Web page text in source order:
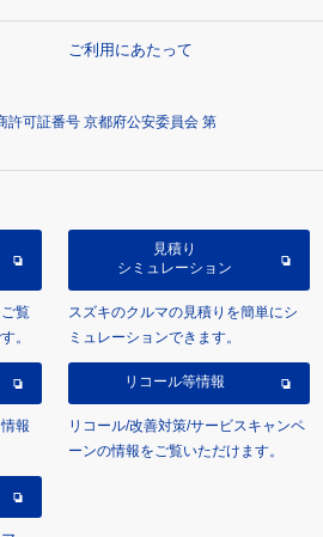
ご利用にあたって
許可証番号 京都府公安委員会 第
覧
。
見積り
シミュレーション
スズキのクルマの見積りを簡単にシ
ミュレーションできます。
報
リコール等情報
リコール/改善対策/サービスキャンペ
ーンの情報をご覧いただけます。